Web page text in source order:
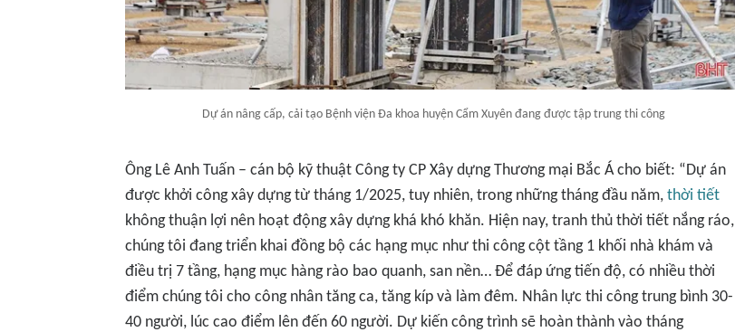
Dự án nâng cấp, cải tạo Bệnh viện Đa khoa huyện Cẩm Xuyên đang được tập trung thi công
Ông Lê Anh Tuấn – cán bộ kỹ thuật Công ty CP Xây dựng Thương mại Bắc Á cho biết: “Dự án
được khởi công xây dựng từ tháng 1/2025, tuy nhiên, trong những tháng đầu năm, thời tiết
không thuận lợi nên hoạt động xây dựng khá khó khăn. Hiện nay, tranh thủ thời tiết nắng ráo,
chúng tôi đang triển khai đồng bộ các hạng mục như thi công cột tầng 1 khối nhà khám và
điều trị 7 tầng, hạng mục hàng rào bao quanh, san nền… Để đáp ứng tiến độ, có nhiều thời
điểm chúng tôi cho công nhân tăng ca, tăng kíp và làm đêm. Nhân lực thi công trung bình 30-
40 người, lúc cao điểm lên đến 60 người. Dự kiến công trình sẽ hoàn thành vào tháng